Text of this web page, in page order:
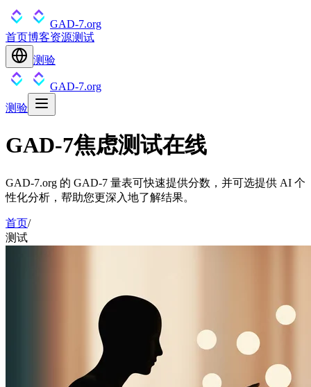
GAD-7.org
首页博客资源测试
测验
GAD-7.org
测验
GAD-7焦虑测试在线
GAD-7.org 的 GAD-7 量表可快速提供分数，并可选提供 AI 个
性化分析，帮助您更深入地了解结果。
首页/
测试